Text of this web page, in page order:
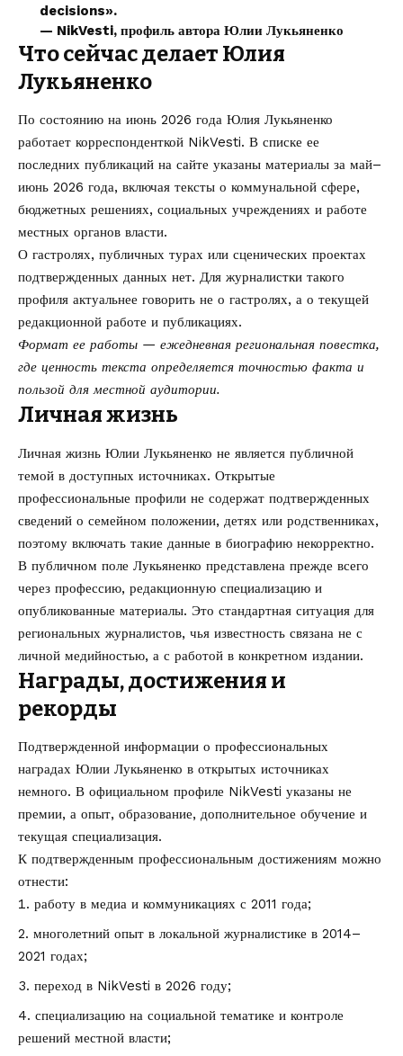
decisions».
— NikVesti, профиль автора Юлии Лукьяненко
Что сейчас делает Юлия
Лукьяненко
По состоянию на июнь 2026 года Юлия Лукьяненко
работает корреспонденткой NikVesti. В списке ее
последних публикаций на сайте указаны материалы за май–
июнь 2026 года, включая тексты о коммунальной сфере,
бюджетных решениях, социальных учреждениях и работе
местных органов власти.
О гастролях, публичных турах или сценических проектах
подтвержденных данных нет. Для журналистки такого
профиля актуальнее говорить не о гастролях, а о текущей
редакционной работе и публикациях.
Формат ее работы — ежедневная региональная повестка,
где ценность текста определяется точностью факта и
пользой для местной аудитории.
Личная жизнь
Личная жизнь Юлии Лукьяненко не является публичной
темой в доступных источниках. Открытые
профессиональные профили не содержат подтвержденных
сведений о семейном положении, детях или родственниках,
поэтому включать такие данные в биографию некорректно.
В публичном поле Лукьяненко представлена прежде всего
через профессию, редакционную специализацию и
опубликованные материалы. Это стандартная ситуация для
региональных журналистов, чья известность связана не с
личной медийностью, а с работой в конкретном издании.
Награды, достижения и
рекорды
Подтвержденной информации о профессиональных
наградах Юлии Лукьяненко в открытых источниках
немного. В официальном профиле NikVesti указаны не
премии, а опыт, образование, дополнительное обучение и
текущая специализация.
К подтвержденным профессиональным достижениям можно
отнести:
работу в медиа и коммуникациях с 2011 года;
многолетний опыт в локальной журналистике в 2014–
2021 годах;
переход в NikVesti в 2026 году;
специализацию на социальной тематике и контроле
решений местной власти;